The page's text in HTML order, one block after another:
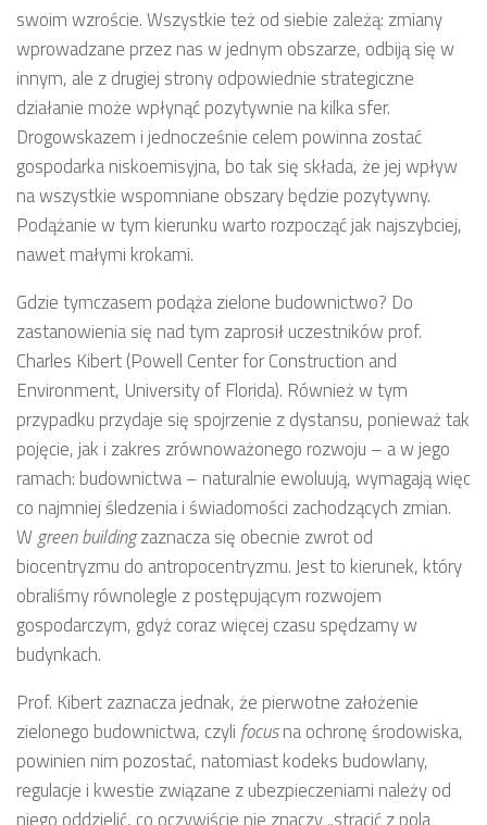
swoim wzroście. Wszystkie też od siebie zależą: zmiany
wprowadzane przez nas w jednym obszarze, odbiją się w
innym, ale z drugiej strony odpowiednie strategiczne
działanie może wpłynąć pozytywnie na kilka sfer.
Drogowskazem i jednocześnie celem powinna zostać
gospodarka niskoemisyjna, bo tak się składa, że jej wpływ
na wszystkie wspomniane obszary będzie pozytywny.
Podążanie w tym kierunku warto rozpocząć jak najszybciej,
nawet małymi krokami.
Gdzie tymczasem podąża zielone budownictwo? Do
zastanowienia się nad tym zaprosił uczestników prof.
Charles Kibert (Powell Center for Construction and
Environment, University of Florida). Również w tym
przypadku przydaje się spojrzenie z dystansu, ponieważ tak
pojęcie, jak i zakres zrównoważonego rozwoju – a w jego
ramach: budownictwa – naturalnie ewoluują, wymagają więc
co najmniej śledzenia i świadomości zachodzących zmian.
Wgreen buildingzaznacza się obecnie zwrot od
biocentryzmu do antropocentryzmu. Jest to kierunek, który
obraliśmy równolegle z postępującym rozwojem
gospodarczym, gdyż coraz więcej czasu spędzamy w
budynkach.
Prof. Kibert zaznacza jednak, że pierwotne założenie
zielonego budownictwa, czyli focusna ochronę środowiska,
powinien nim pozostać, natomiast kodeks budowlany,
regulacje i kwestie związane z ubezpieczeniami należy od